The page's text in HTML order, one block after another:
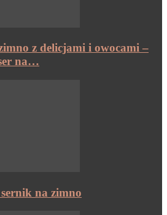
z delicjami i owocami –
na…
na zimno